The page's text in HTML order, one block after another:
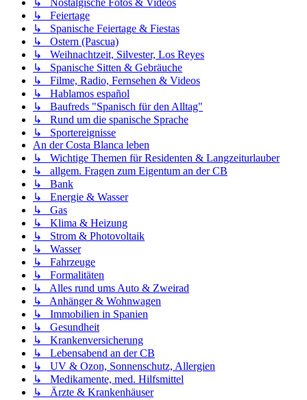
↳ Nostalgische Fotos & Videos
↳ Feiertage
↳ Spanische Feiertage & Fiestas
↳ Ostern (Pascua)
↳ Weihnachtzeit, Silvester, Los Reyes
↳ Spanische Sitten & Gebräuche
↳ Filme, Radio, Fernsehen & Videos
↳ Hablamos español
↳ Baufreds "Spanisch für den Alltag"
↳ Rund um die spanische Sprache
↳ Sportereignisse
An der Costa Blanca leben
↳ Wichtige Themen für Residenten & Langzeiturlauber
↳ allgem. Fragen zum Eigentum an der CB
↳ Bank
↳ Energie & Wasser
↳ Gas
↳ Klima & Heizung
↳ Strom & Photovoltaik
↳ Wasser
↳ Fahrzeuge
↳ Formalitäten
↳ Alles rund ums Auto & Zweirad
↳ Anhänger & Wohnwagen
↳ Immobilien in Spanien
↳ Gesundheit
↳ Krankenversicherung
↳ Lebensabend an der CB
↳ UV & Ozon, Sonnenschutz, Allergien
↳ Medikamente, med. Hilfsmittel
↳ Ärzte & Krankenhäuser